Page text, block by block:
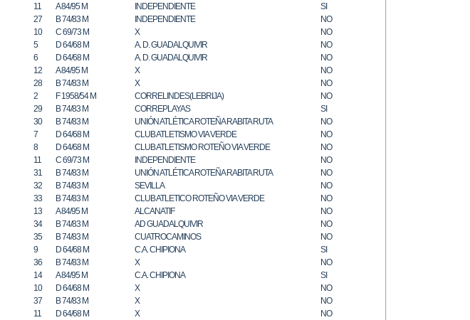
11 A 84/95 M INDEPENDIENTE
SI
27 B 74/83 M INDEPENDIENTE
NO
10 C 69/73 M X
NO
5 D 64/68 M A. D. GUADALQUIVIR
NO
6 D 64/68 M A. D. GUADALQUIVIR
NO
12 A 84/95 M X
NO
28 B 74/83 M X
NO
2 F 1958/54 M CORRELINDES(LEBRIJA)
NO
29 B 74/83 M CORREPLAYAS
SI
30 B 74/83 M UNIÓN ATLÉTICA ROTEÑA RABITA RUTA
NO
7 D 64/68 M CLUB ATLETISMO VIA VERDE
NO
8 D 64/68 M CLUB ATLETISMO ROTEÑO VIA VERDE
NO
11 C 69/73 M INDEPENDIENTE
NO
31 B 74/83 M UNIÓN ATLÉTICA ROTEÑA RABITA RUTA
NO
32 B 74/83 M SEVILLA
NO
33 B 74/83 M CLUB ATLETICO ROTEÑO VIA VERDE
NO
13 A 84/95 M ALCANATIF
NO
34 B 74/83 M AD GUADALQUIVIR
NO
35 B 74/83 M CUATROCAMINOS
NO
9 D 64/68 M C.A. CHIPIONA
SI
36 B 74/83 M X
NO
14 A 84/95 M C.A. CHIPIONA
SI
10 D 64/68 M X
NO
37 B 74/83 M X
NO
11 D 64/68 M X
NO